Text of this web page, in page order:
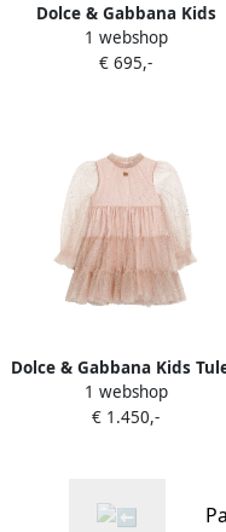
Dolce & Gabbana Kids
Schoudertas met
luipaardprint Bruin
1 webshop
€ 695,-
Dolce & Gabbana Kids
jurk Roze
1 webshop
€ 1.450,-